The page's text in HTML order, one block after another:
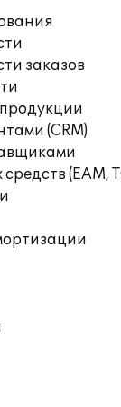
заказов
(CRM)
(EAM,